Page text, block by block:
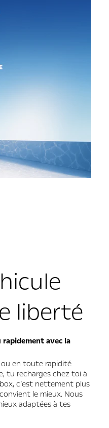
liberté
avec la
en toute rapidité
tu recharges chez toi à
c’est nettement plus
le mieux. Nous
adaptées à tes